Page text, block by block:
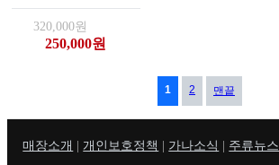
320,000원
250,000원
열린
1 페이지
2
페이지맨끝
매장소개 | 개인보호정책 | 가나소식 | 주류뉴스